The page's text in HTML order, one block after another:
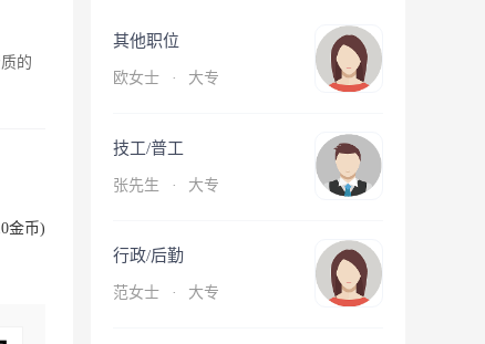
的
金币)
其他职位
欧女士 · 大专
技工/普工
张先生 · 大专
行政/后勤
范女士 · 大专